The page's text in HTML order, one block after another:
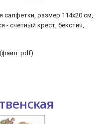
размер 114х20 см,
- счетный крест, бекстич,
.pdf)